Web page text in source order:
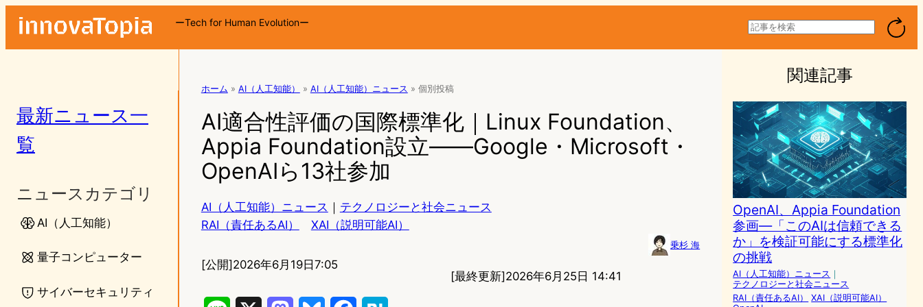
ーTech for Human Evolutionー
検
索
最新ニュース一
覧
ニュースカテゴリ
AI（人工知能）
量子コンピューター
サイバーセキュリティ
ホーム » AI（人工知能） » AI（人工知能）ニュース » 個別投稿
AI適合性評価の国際標準化｜Linux Foundation、
Appia Foundation設立——Google・Microsoft・
OpenAIら13社参加
AI（人工知能）ニュース ｜ テクノロジーと社会ニュース
RAI（責任あるAI）
XAI（説明可能AI）
乗杉 海
[公開]2026年6月19日7:05
[最終更新]2026年6月25日 14:41
関連記事
OpenAI、Appia Foundation
参画—「このAIは信頼できる
か」を検証可能にする標準化
の挑戦
AI（人工知能）ニュース ｜
テクノロジーと社会ニュース
RAI（責任あるAI）
XAI（説明可能AI）